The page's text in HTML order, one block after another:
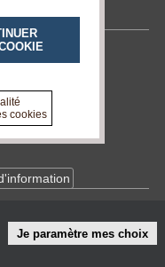
Je paramètre mes choix
cookies